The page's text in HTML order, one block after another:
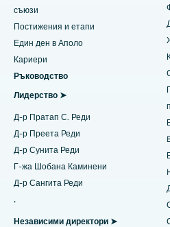
Намерете дерматолог
Намерете уролог
Намерете диабетолог
Намерете гинеколог
Намерете
Най-добрата болница в
Най-добрата болница в Kovai
Най-добрата болница в
Най-добрата болница в
Най-добрата болница на
Най-добрата болница в
Най-добрата болница в
Най-добрата болница в
Коронарна ангиограма
Подмяна на транскатетърния
Ремонт на клапани MitraClip
Минимално инвазивна
Катетърна аблация
Хирургия за възстановяване
Обратно смяна на рамото
съюзи
Постижения и етапи
Един ден в Аполо
Кариери
Ръководство
Лидерство ➤
Д-р Пратап С. Реди
Д-р Преета Реди
Д-р Сунита Реди
Г-жа Шобана Каминени
Д-р Сангита Реди
.
Независими директори ➤